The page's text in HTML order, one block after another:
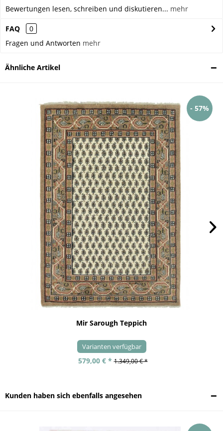
Bewertungen lesen, schreiben und diskutieren... mehr
FAQ
0
Fragen und Antworten mehr
Ähnliche Artikel
- 57%
Mir Sarough Teppich
Varianten verfügbar
579,00 € * 1.349,00 € *
Kunden haben sich ebenfalls angesehen